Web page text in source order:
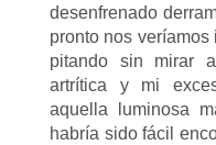
desenfrenado
pronto nos
pitando sin mirar
artrítica y mi
aquella luminosa
habría sido fácil